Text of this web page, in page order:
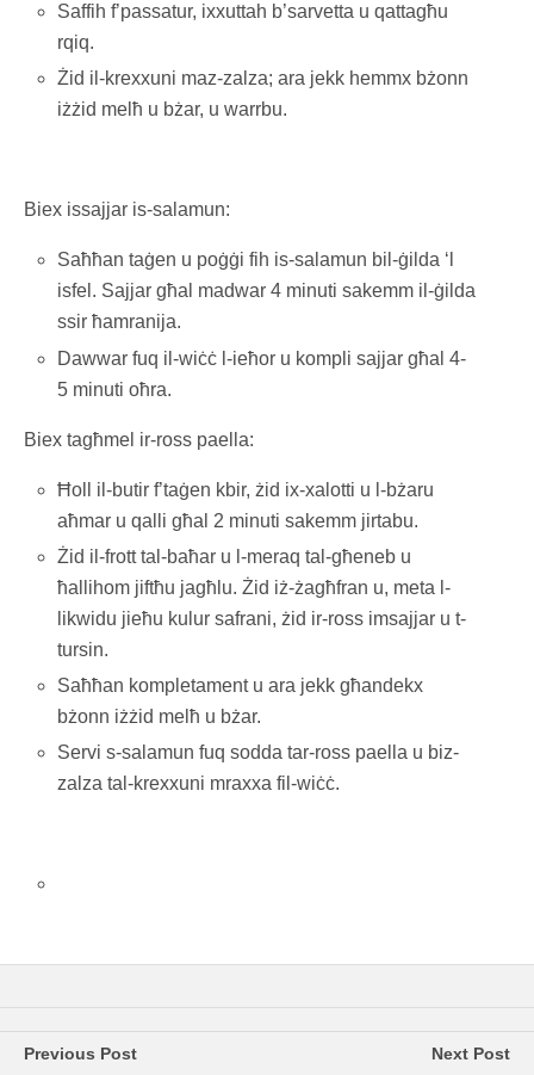
Saffih f’passatur, ixxuttah b’sarvetta u qattagħu
rqiq.
Żid il-krexxuni maz-zalza; ara jekk hemmx bżonn
iżżid melħ u bżar, u warrbu.
Biex issajjar is-salamun:
Saħħan taġen u poġġi fih is-salamun bil-ġilda ‘l
isfel. Sajjar għal madwar 4 minuti sakemm il-ġilda
ssir ħamranija.
Dawwar fuq il-wiċċ l-ieħor u kompli sajjar għal 4-
5 minuti oħra.
Biex tagħmel ir-ross paella:
Ħoll il-butir f’taġen kbir, żid ix-xalotti u l-bżaru
aħmar u qalli għal 2 minuti sakemm jirtabu.
Żid il-frott tal-baħar u l-meraq tal-għeneb u
ħallihom jiftħu jagħlu. Żid iż-żagħfran u, meta l-
likwidu jieħu kulur safrani, żid ir-ross imsajjar u t-
tursin.
Saħħan kompletament u ara jekk għandekx
bżonn iżżid melħ u bżar.
Servi s-salamun fuq sodda tar-ross paella u biz-
zalza tal-krexxuni mraxxa fil-wiċċ.
Previous Post
Next Post